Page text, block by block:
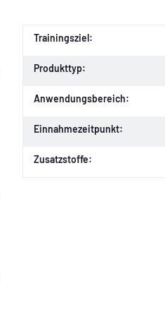
Trainingsziel:
Produkttyp:
Anwendungsbereich:
Einnahmezeitpunkt:
Zusatzstoffe: